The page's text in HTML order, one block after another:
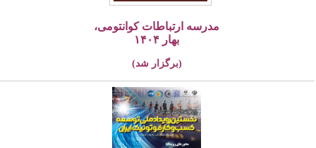
مدرسه ارتباطات کوانتومی،
بهار ۱۴۰۴
(برگزار شد)